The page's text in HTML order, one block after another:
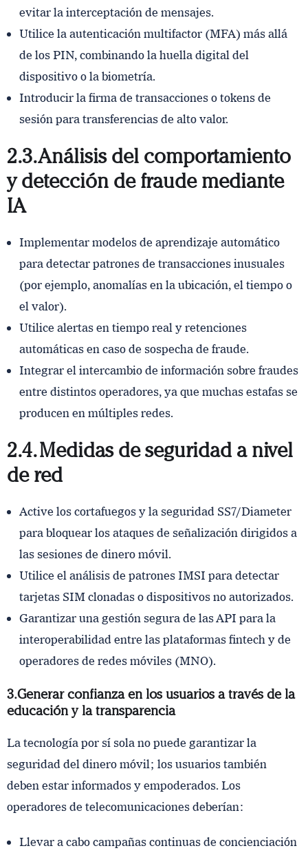
evitar la interceptación de mensajes.
Utilice la autenticación multifactor (MFA) más allá
de los PIN, combinando la huella digital del
dispositivo o la biometría.
Introducir la firma de transacciones o tokens de
sesión para transferencias de alto valor.
2.3. Análisis del comportamiento
y detección de fraude mediante
IA
Implementar modelos de aprendizaje automático
para detectar patrones de transacciones inusuales
(por ejemplo, anomalías en la ubicación, el tiempo o
el valor).
Utilice alertas en tiempo real y retenciones
automáticas en caso de sospecha de fraude.
Integrar el intercambio de información sobre fraudes
entre distintos operadores, ya que muchas estafas se
producen en múltiples redes.
2.4. Medidas de seguridad a nivel
de red
Active los cortafuegos y la seguridad SS7/Diameter
para bloquear los ataques de señalización dirigidos a
las sesiones de dinero móvil.
Utilice el análisis de patrones IMSI para detectar
tarjetas SIM clonadas o dispositivos no autorizados.
Garantizar una gestión segura de las API para la
interoperabilidad entre las plataformas fintech y de
operadores de redes móviles (MNO).
3. Generar confianza en los usuarios a través de la
educación y la transparencia
La tecnología por sí sola no puede garantizar la
seguridad del dinero móvil; los usuarios también
deben estar informados y empoderados. Los
operadores de telecomunicaciones deberían:
Llevar a cabo campañas continuas de concienciación